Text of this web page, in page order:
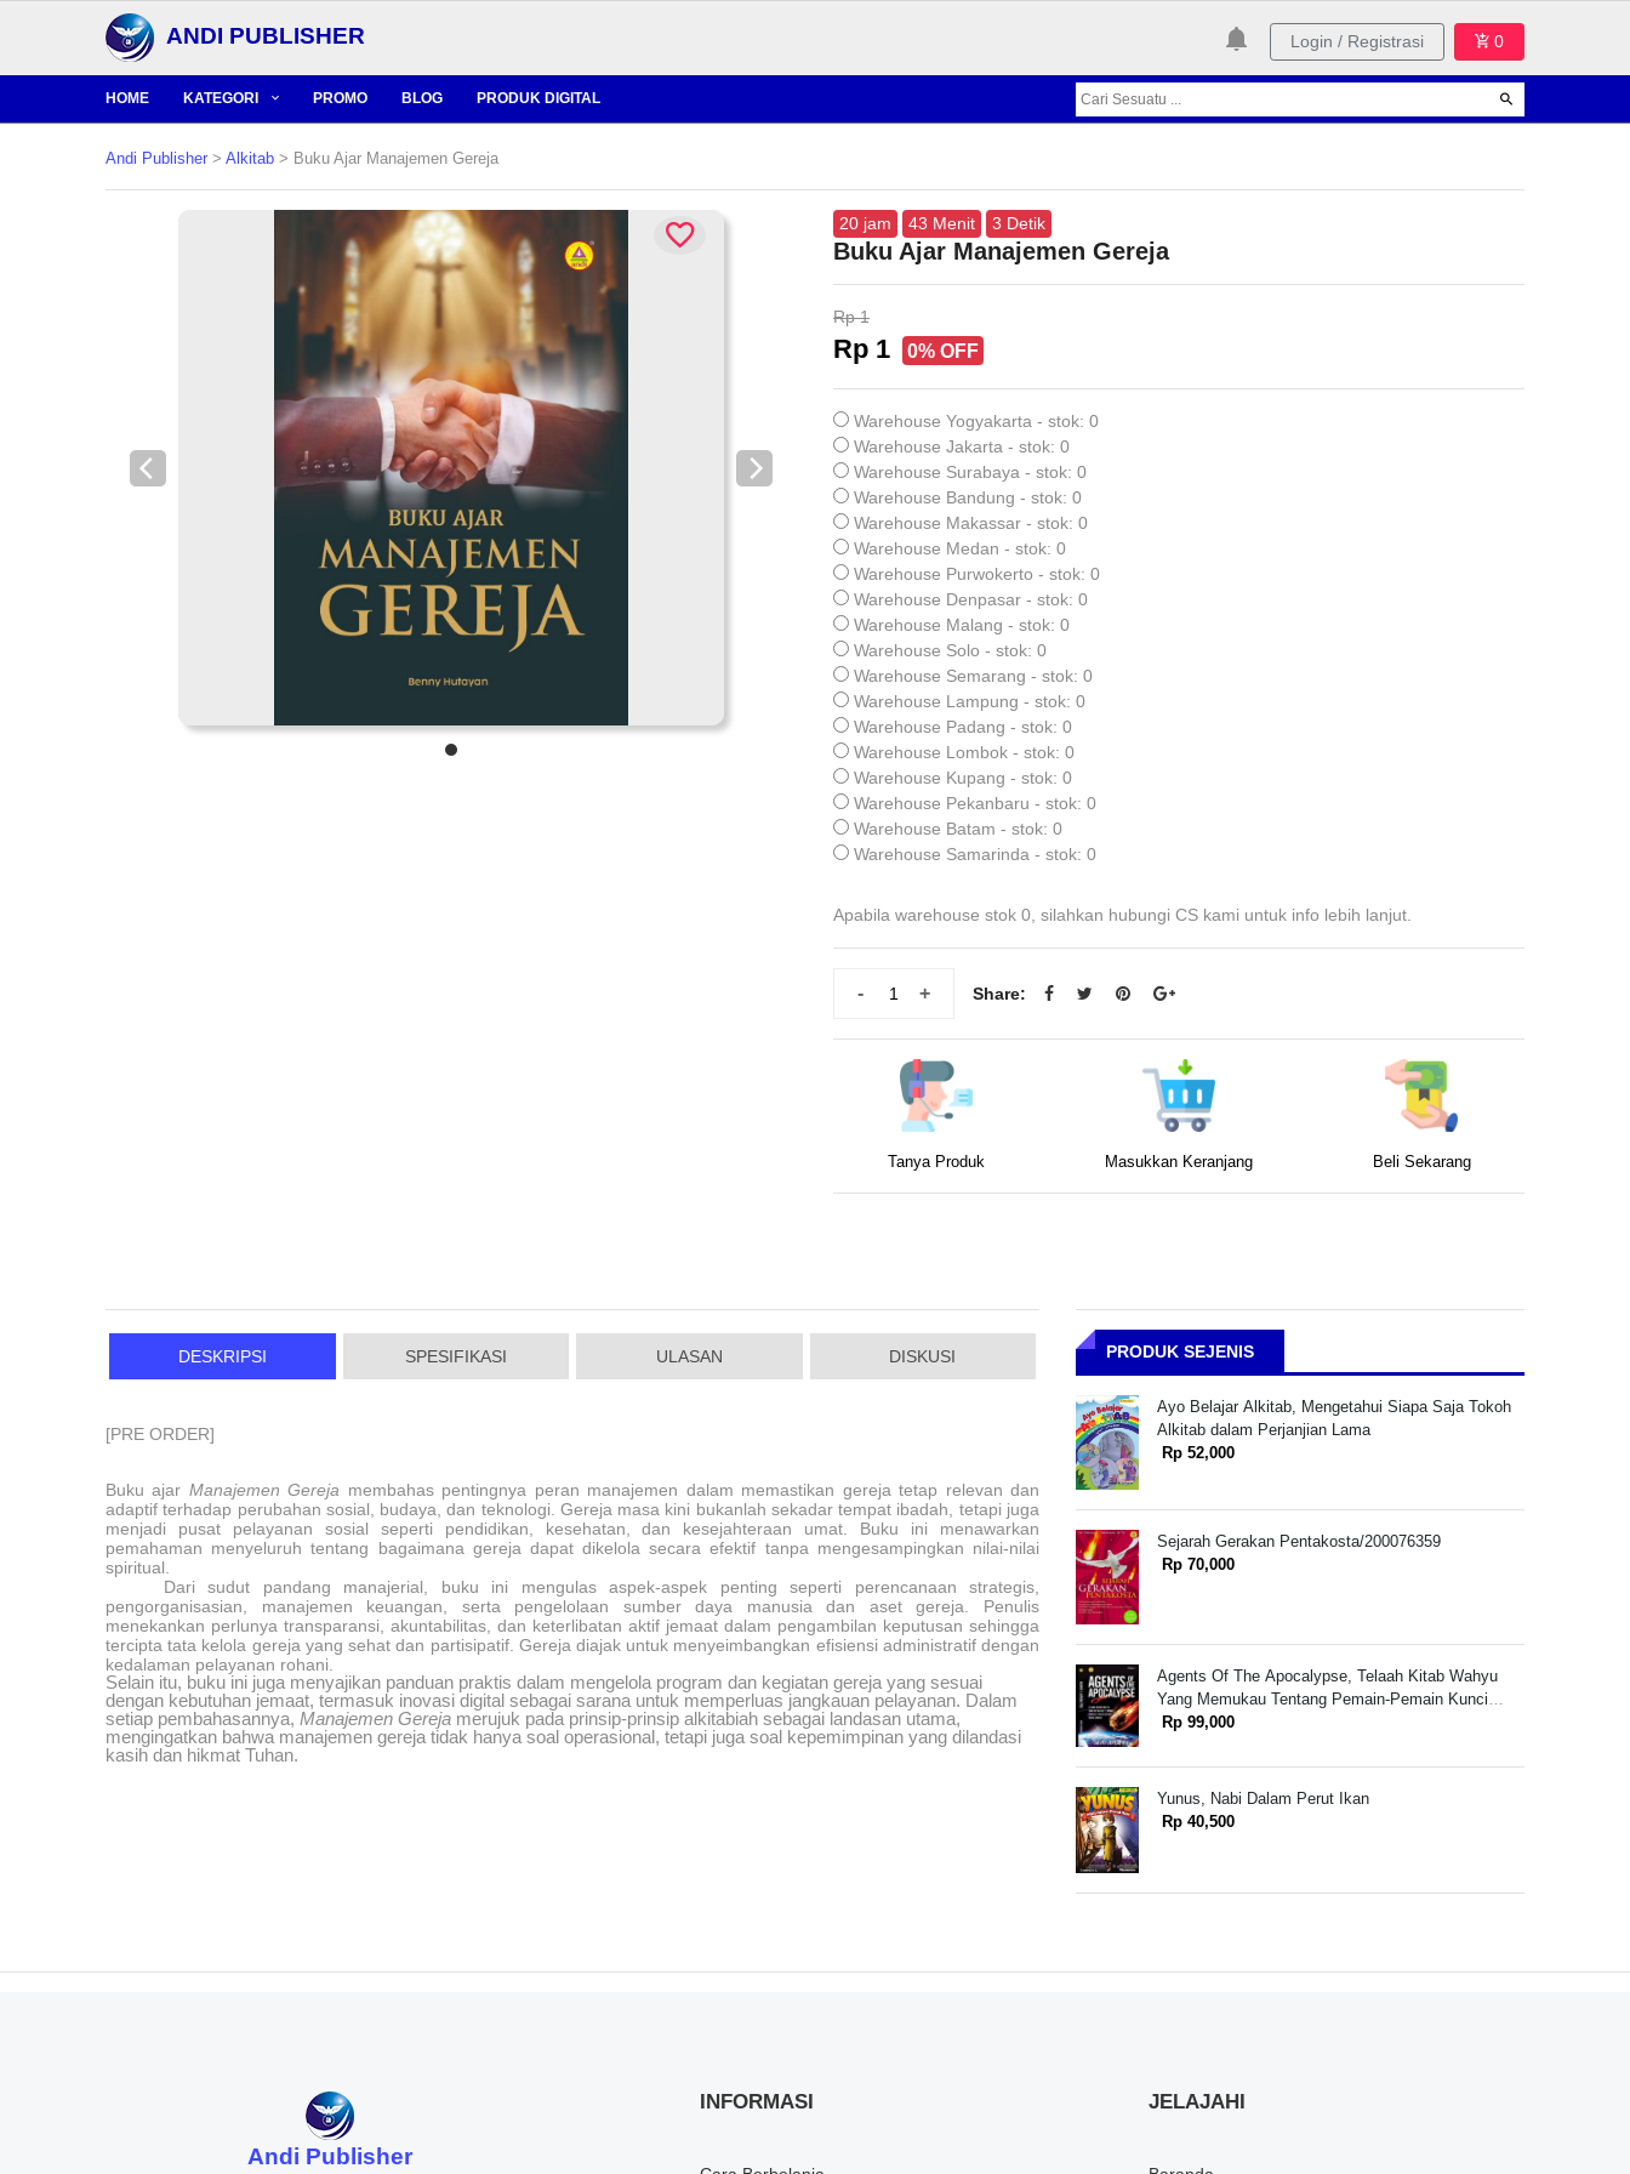
ANDI PUBLISHER Login / Registrasi 0
HOME KATEGORI PROMO BLOG PRODUK DIGITAL
Andi Publisher > Alkitab > Buku Ajar Manajemen Gereja
20 jam 43 Menit 2 Detik
Buku Ajar Manajemen Gereja
Rp 1
Rp 1 0% OFF
Warehouse Yogyakarta - stok: 0
Warehouse Jakarta - stok: 0
Warehouse Surabaya - stok: 0
Warehouse Bandung - stok: 0
Warehouse Makassar - stok: 0
Warehouse Medan - stok: 0
Warehouse Purwokerto - stok: 0
Warehouse Denpasar - stok: 0
Warehouse Malang - stok: 0
Warehouse Solo - stok: 0
Warehouse Semarang - stok: 0
Warehouse Lampung - stok: 0
Warehouse Padang - stok: 0
Warehouse Lombok - stok: 0
Warehouse Kupang - stok: 0
Warehouse Pekanbaru - stok: 0
Warehouse Batam - stok: 0
Warehouse Samarinda - stok: 0
Apabila warehouse stok 0, silahkan hubungi CS kami untuk info lebih lanjut.
+
- Share:
Tanya Produk Masukkan Keranjang Beli Sekarang
DESKRIPSI SPESIFIKASI ULASAN DISKUSI
[PRE ORDER]
Buku ajar Manajemen Gereja membahas pentingnya peran manajemen dalam memastikan gereja tetap relevan dan
adaptif terhadap perubahan sosial, budaya, dan teknologi. Gereja masa kini bukanlah sekadar tempat ibadah, tetapi juga
menjadi pusat pelayanan sosial seperti pendidikan, kesehatan, dan kesejahteraan umat. Buku ini menawarkan
pemahaman menyeluruh tentang bagaimana gereja dapat dikelola secara efektif tanpa mengesampingkan nilai-nilai
spiritual.
Dari sudut pandang manajerial, buku ini mengulas aspek-aspek penting seperti perencanaan strategis,
pengorganisasian, manajemen keuangan, serta pengelolaan sumber daya manusia dan aset gereja. Penulis
menekankan perlunya transparansi, akuntabilitas, dan keterlibatan aktif jemaat dalam pengambilan keputusan sehingga
tercipta tata kelola gereja yang sehat dan partisipatif. Gereja diajak untuk menyeimbangkan efisiensi administratif dengan
kedalaman pelayanan rohani.
Selain itu, buku ini juga menyajikan panduan praktis dalam mengelola program dan kegiatan gereja yang sesuai
dengan kebutuhan jemaat, termasuk inovasi digital sebagai sarana untuk memperluas jangkauan pelayanan. Dalam
setiap pembahasannya, Manajemen Gereja merujuk pada prinsip-prinsip alkitabiah sebagai landasan utama,
mengingatkan bahwa manajemen gereja tidak hanya soal operasional, tetapi juga soal kepemimpinan yang dilandasi
kasih dan hikmat Tuhan.
PRODUK SEJENIS
Ayo Belajar Alkitab, Mengetahui Siapa Saja Tokoh
Alkitab dalam Perjanjian Lama
Rp 52,000
Sejarah Gerakan Pentakosta/200076359
Rp 70,000
Agents Of The Apocalypse, Telaah Kitab Wahyu
Yang Memukau Tentang Pemain-Pemain Kunci
Akhir Zaman
Rp 99,000
Yunus, Nabi Dalam Perut Ikan
Rp 40,500
Andi Publisher
INFORMASI JELAJAHI